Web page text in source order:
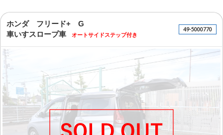
ホンダ フリード+ G
車いすスロープ車
オートサイドステップ付き
49-5000770